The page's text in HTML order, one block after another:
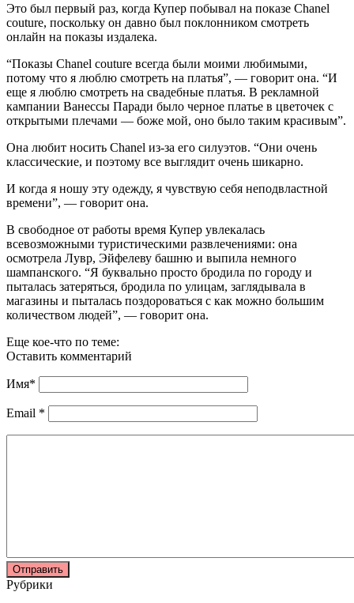
Это был первый раз, когда Купер побывал на показе Chanel
couture, поскольку он давно был поклонником смотреть
онлайн на показы издалека.
“Показы Chanel couture всегда были моими любимыми,
потому что я люблю смотреть на платья”, — говорит она. “И
еще я люблю смотреть на свадебные платья. В рекламной
кампании Ванессы Паради было черное платье в цветочек с
открытыми плечами — боже мой, оно было таким красивым”.
Она любит носить Chanel из-за его силуэтов. “Они очень
классические, и поэтому все выглядит очень шикарно.
И когда я ношу эту одежду, я чувствую себя неподвластной
времени”, — говорит она.
В свободное от работы время Купер увлекалась
всевозможными туристическими развлечениями: она
осмотрела Лувр, Эйфелеву башню и выпила немного
шампанского. “Я буквально просто бродила по городу и
пыталась затеряться, бродила по улицам, заглядывала в
магазины и пыталась поздороваться с как можно большим
количеством людей”, — говорит она.
Еще кое-что по теме:
Оставить комментарий
Имя*
Email *
Рубрики